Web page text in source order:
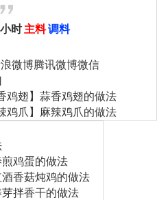
时 主料调料
微博腾讯微博微信
鸡翅】蒜香鸡翅的做法
鸡爪】麻辣鸡爪的做法
煎鸡蛋的做法
酒香菇炖鸡的做法
芽拌香干的做法